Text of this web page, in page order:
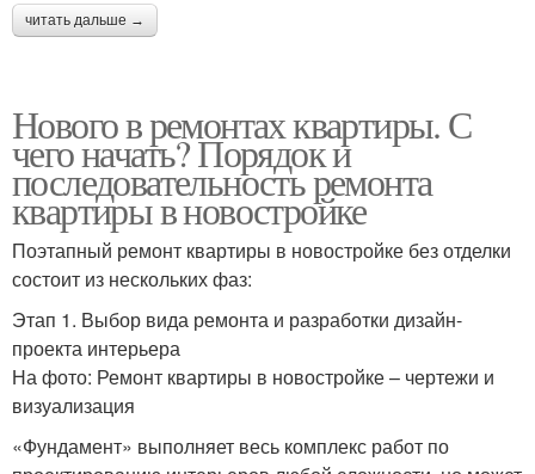
читать дальше →
Нового в ремонтах квартиры. С
чего начать? Порядок и
последовательность ремонта
квартиры в новостройке
Поэтапный ремонт квартиры в новостройке без отделки
состоит из нескольких фаз:
Этап 1. Выбор вида ремонта и разработки дизайн-
проекта интерьера
На фото: Ремонт квартиры в новостройке – чертежи и
визуализация
«Фундамент» выполняет весь комплекс работ по